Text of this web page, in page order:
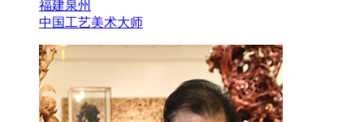
福建泉州
中国工艺美术大师